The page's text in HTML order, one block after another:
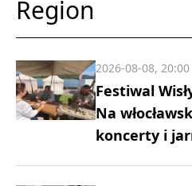
Region
Festiwal
Na
koncerty i
2026-08-08, 20:00